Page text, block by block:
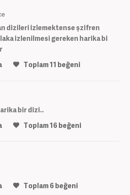
dizileri izlemektense şzifren
izlenilmesi gereken harika bi
Toplam11 beğeni
bir dizi..
Toplam16 beğeni
Toplam6 beğeni